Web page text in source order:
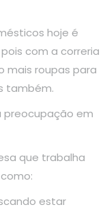
hoje é
com a correria
mais roupas para
também.
preocupação em
que trabalha
estar